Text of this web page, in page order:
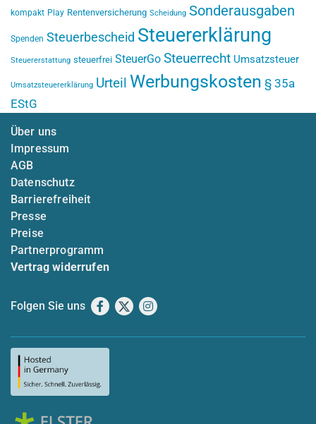
kompakt Play Rentenversicherung Scheidung Sonderausgaben
Spenden Steuerbescheid Steuererklärung
Steuererstattung steuerfrei SteuerGo Steuerrecht Umsatzsteuer
Umsatzsteuererklärung Urteil Werbungskosten § 35a
EStG
Über uns
Impressum
AGB
Datenschutz
Barrierefreiheit
Presse
Preise
Partnerprogramm
Vertrag widerrufen
Folgen Sie uns Facebook
X Instagram